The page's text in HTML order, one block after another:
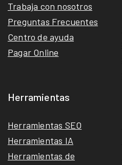
Trabaja con nosotros
Preguntas Frecuentes
Centro de ayuda
Pagar Online
Herramientas
Herramientas SEO
Herramientas IA
Herramientas de